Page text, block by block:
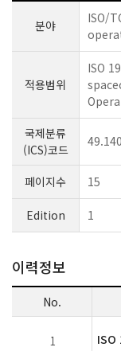
분야
ISO/
적용범위
ISO
국제분류
(ICS)코드
페이지수 15
Edition 1
이력정보
No.
1 ISO